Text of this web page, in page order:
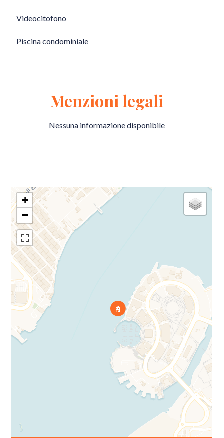
Videocitofono
Piscina condominiale
Menzioni legali
Nessuna informazione disponibile
+
−